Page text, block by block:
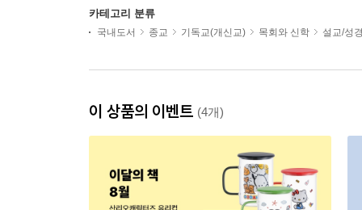
카테고리 분류
국내도서 종교 기독교(개신교) 목회와 신학 설교/성
이 상품의 이벤트 (4개)